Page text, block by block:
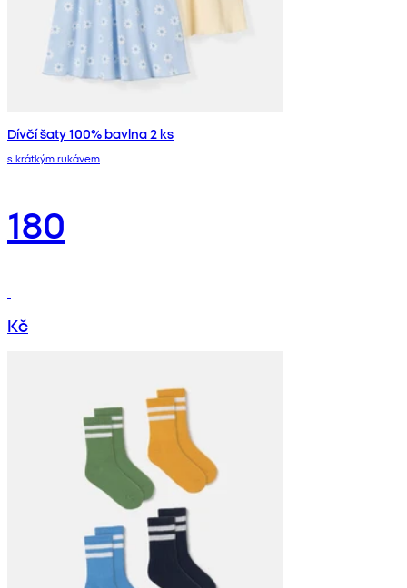
Dívčí šaty 100% bavlna 2 ks
s krátkým rukávem
180
Kč